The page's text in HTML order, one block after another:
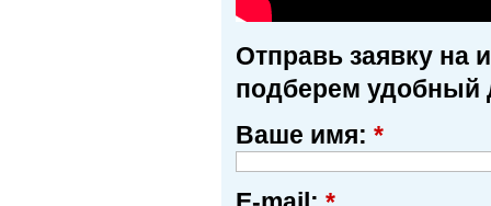
Отправь заявку на
подберем удобный
Ваше имя: *